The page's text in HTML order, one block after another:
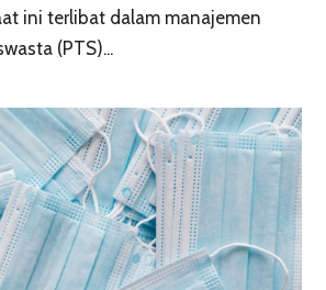
ini terlibat dalam manajemen
(PTS)...